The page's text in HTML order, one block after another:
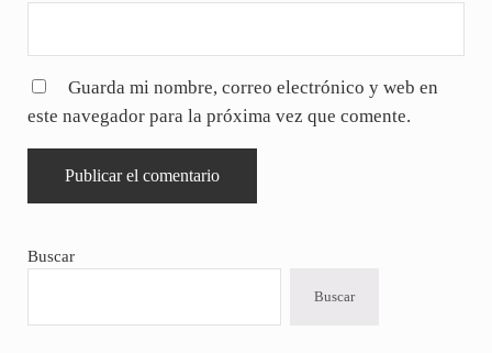
Guarda mi nombre, correo electrónico y web en
este navegador para la próxima vez que comente.
Sidebar
Buscar
Buscar